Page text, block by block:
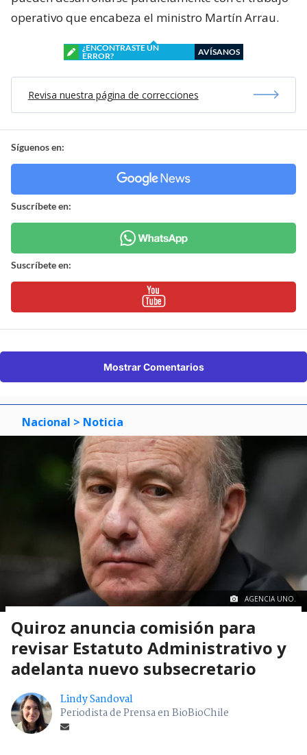
operativo que encabeza el ministro Martín Arrau.
¿ENCONTRASTE UN
ERROR?
AVÍSANOS
Revisa nuestra página de correcciones
Síguenos en:
Suscríbete en:
Suscríbete en:
Mostrar Comentarios
Nacional > Noticia
AGENCIA UNO.
Quiroz anuncia comisión para
revisar Estatuto Administrativo y
adelanta nuevo subsecretario
Lindy Sandoval
Periodista de Prensa en BioBioChile